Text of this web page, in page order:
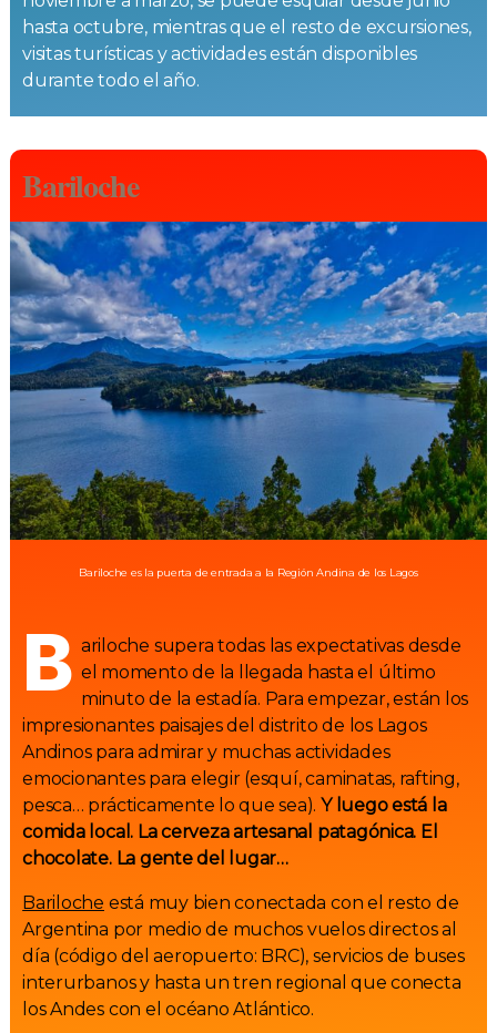
hasta octubre, mientras que el resto de excursiones,
visitas turísticas y actividades están disponibles
durante todo el año.
Bariloche
Bariloche es la puerta de entrada a la Región Andina de los Lagos
B ariloche supera todas las expectativas desde
el momento de la llegada hasta el último
minuto de la estadía. Para empezar, están los
impresionantes paisajes del distrito de los Lagos
Andinos para admirar y muchas actividades
emocionantes para elegir (esquí, caminatas, rafting,
pesca… prácticamente lo que sea). Y luego está la
comida local. La cerveza artesanal patagónica. El
chocolate. La gente del lugar…
Bariloche está muy bien conectada con el resto de
Argentina por medio de muchos vuelos directos al
día (código del aeropuerto: BRC), servicios de buses
interurbanos y hasta un tren regional que conecta
los Andes con el océano Atlántico.